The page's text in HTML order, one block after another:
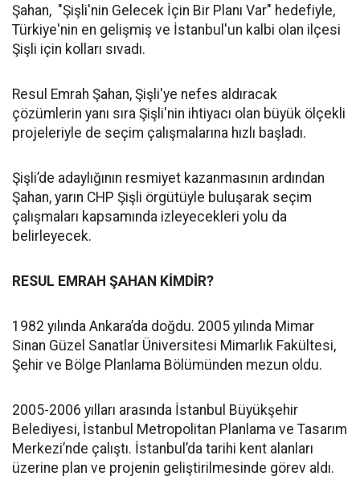
Şahan, "Şişli'nin Gelecek İçin Bir Planı Var" hedefiyle,
Türkiye'nin en gelişmiş ve İstanbul'un kalbi olan ilçesi
Şişli için kolları sıvadı.
Resul Emrah Şahan, Şişli'ye nefes aldıracak
çözümlerin yanı sıra Şişli'nin ihtiyacı olan büyük ölçekli
projeleriyle de seçim çalışmalarına hızlı başladı.
Şişli’de adaylığının resmiyet kazanmasının ardından
Şahan, yarın CHP Şişli örgütüyle buluşarak seçim
çalışmaları kapsamında izleyecekleri yolu da
belirleyecek.
RESUL EMRAH ŞAHAN KİMDİR?
1982 yılında Ankara’da doğdu. 2005 yılında Mimar
Sinan Güzel Sanatlar Üniversitesi Mimarlık Fakültesi,
Şehir ve Bölge Planlama Bölümünden mezun oldu.
2005-2006 yılları arasında İstanbul Büyükşehir
Belediyesi, İstanbul Metropolitan Planlama ve Tasarım
Merkezi’nde çalıştı. İstanbul’da tarihi kent alanları
üzerine plan ve projenin geliştirilmesinde görev aldı.